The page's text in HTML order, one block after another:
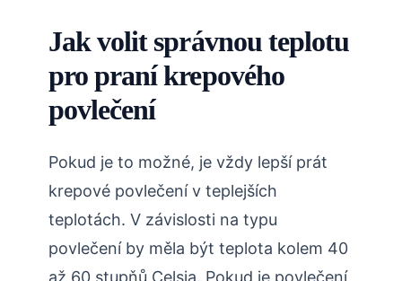
Jak volit správnou teplotu
pro praní krepového
povlečení
Pokud je to možné, je vždy lepší prát
krepové povlečení v teplejších
teplotách. V závislosti na typu
povlečení by měla být teplota kolem 40
až 60 stupňů Celsia. Pokud je povlečení